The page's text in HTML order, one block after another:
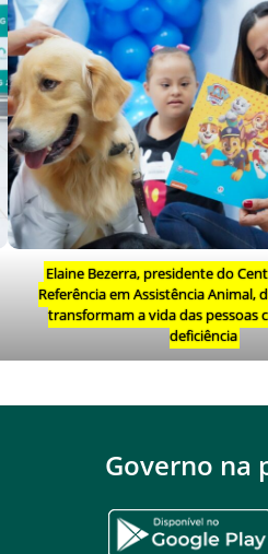
Elaine Bezerra, presidente do
Referência em Assistência Animal,
transformam a vida das pessoas
deficiência
Governo na